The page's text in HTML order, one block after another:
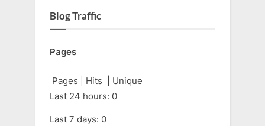
Blog Traffic
Pages
Pages Hits
Unique
Last 24 hours: 0
Last 7 days: 0